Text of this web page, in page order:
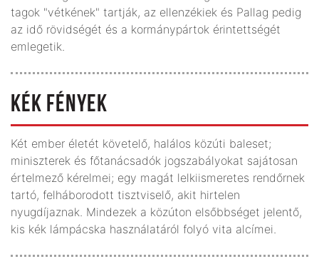
tagok "vétkének" tartják, az ellenzékiek és Pallag pedig
az idő rövidségét és a kormánypártok érintettségét
emlegetik.
KÉK FÉNYEK
Két ember életét követelő, halálos közúti baleset;
miniszterek és főtanácsadók jogszabályokat sajátosan
értelmező kérelmei; egy magát lelkiismeretes rendőrnek
tartó, felháborodott tisztviselő, akit hirtelen
nyugdíjaznak. Mindezek a közúton elsőbbséget jelentő,
kis kék lámpácska használatáról folyó vita alcímei.